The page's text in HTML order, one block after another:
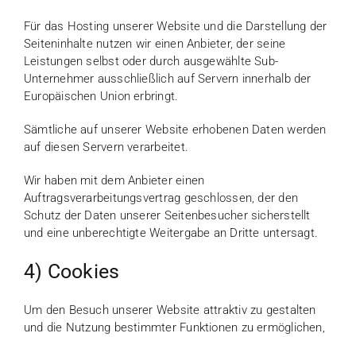
Für das Hosting unserer Website und die Darstellung der
Seiteninhalte nutzen wir einen Anbieter, der seine
Leistungen selbst oder durch ausgewählte Sub-
Unternehmer ausschließlich auf Servern innerhalb der
Europäischen Union erbringt.
Sämtliche auf unserer Website erhobenen Daten werden
auf diesen Servern verarbeitet.
Wir haben mit dem Anbieter einen
Auftragsverarbeitungsvertrag geschlossen, der den
Schutz der Daten unserer Seitenbesucher sicherstellt
und eine unberechtigte Weitergabe an Dritte untersagt.
4) Cookies
Um den Besuch unserer Website attraktiv zu gestalten
und die Nutzung bestimmter Funktionen zu ermöglichen,